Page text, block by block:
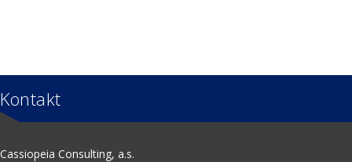
Kontakt
Cassiopeia Consulting, a.s.